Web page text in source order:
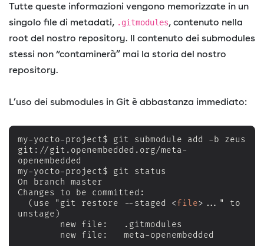
Tutte queste informazioni vengono memorizzate in un
singolo file di metadati, .gitmodules, contenuto nella
root del nostro repository. Il contenuto dei submodules
stessi non “contaminerà” mai la storia del nostro
repository.
L’uso dei submodules in Git è abbastanza immediato:
my-yocto-project$ git submodule add -b zeus
git://git.openembedded.org/meta-
openembedded
my-yocto-project$ git status
On branch master
Changes to be committed:
  (use "git restore --staged
<file> ..." to
unstage)